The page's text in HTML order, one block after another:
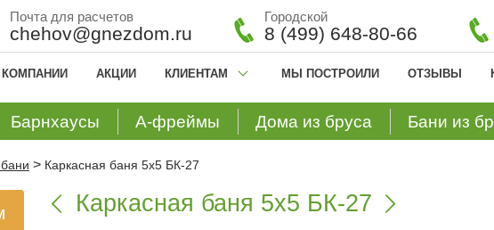
Почта для расчетов
chehov@gnezdom.ru
Городской
8 (499) 648-80-66
АКЦИИ КЛИЕНТАМ МЫ ПОСТРОИЛИ ОТЗЫВЫ
Барнхаусы А-фреймы Дома из бруса Бани из
> Каркасная баня 5х5 БК-27
 Каркасная баня 5х5 БК-27 